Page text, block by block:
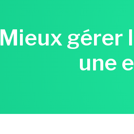
Mieux gérer
une